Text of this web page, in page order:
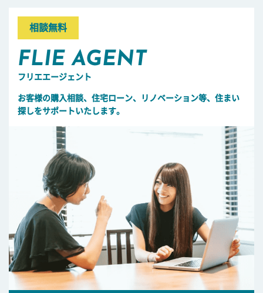
相談無料
FLIE AGENT
フリエエージェント
お客様の購入相談、住宅ローン、リノベーション等、住まい
探しをサポートいたします。